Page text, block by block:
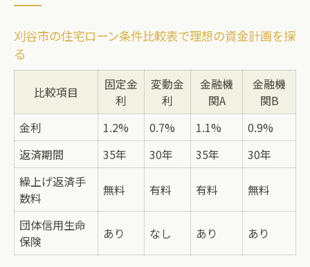
の現実
家計収支別住宅ローンシミュレーション早
住宅ローン月々返済額はどう決まるのかを
年収に合わせた借入可能額の算出方法とは
住宅ローンを選ぶ際の家計見直しのコツ
家族構成ごとに変わる住宅ローンの注意点
刈谷市の住宅ローン条件比較表で理想の資金計画を探
る
比較項目
固定金
利
変動金
利
金融機
関A
金融機
関B
金利
1.2% 0.7% 1.1%
0.9%
返済期間
35年 30年 35年
30年
繰上げ返済手
数料
無料 有料 有料 無料
団体信用生命
保険
あり なし あり あり